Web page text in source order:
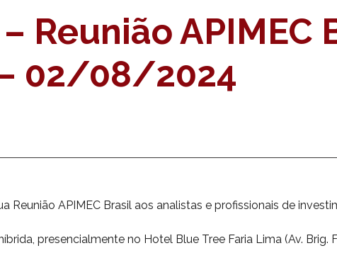
Reunião APIMEC
– 02/08/2024
APIMEC Brasil aos analistas e profissionais de
presencialmente no Hotel Blue Tree Faria Lima (Av. Brig.